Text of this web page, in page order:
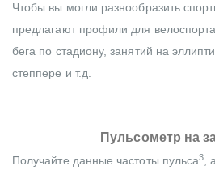
Чтобы вы могли разнообразить
предлагают профили для
бега по стадиону, занятий на
степпере и т.д.
Пульсометр на
Получайте данные частоты пульса3,